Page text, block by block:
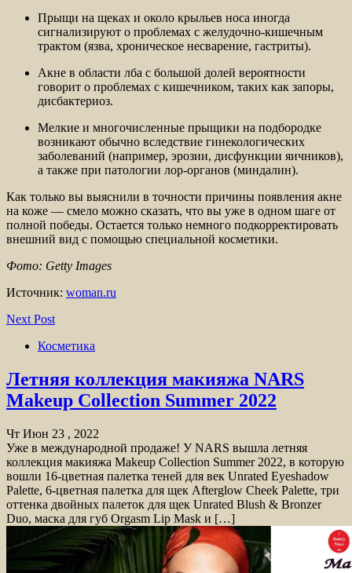
Прыщи на щеках и около крыльев носа иногда
сигнализируют о проблемах с желудочно-кишечным
трактом (язва, хроническое несварение, гастриты).
Акне в области лба с большой долей вероятности
говорит о проблемах с кишечником, таких как запоры,
дисбактериоз.
Мелкие и многочисленные прыщики на подбородке
возникают обычно вследствие гинекологических
заболеваний (например, эрозии, дисфункции яичников),
а также при патологии лор-органов (миндалин).
Как только вы выяснили в точности причины появления акне
на коже — смело можно сказать, что вы уже в одном шаге от
полной победы. Остается только немного подкорректировать
внешний вид с помощью специальной косметики.
Фото: Getty Images
Источник: woman.ru
Next Post
Косметика
Летняя коллекция макияжа NARS
Makeup Collection Summer 2022
Чт Июн 23 , 2022
Уже в международной продаже! У NARS вышла летняя
коллекция макияжа Makeup Collection Summer 2022, в которую
вошли 16-цветная палетка теней для век Unrated Eyeshadow
Palette, 6-цветная палетка для щек Afterglow Cheek Palette, три
оттенка двойных палеток для щек Unrated Blush & Bronzer
Duo, маска для губ Orgasm Lip Mask и […]